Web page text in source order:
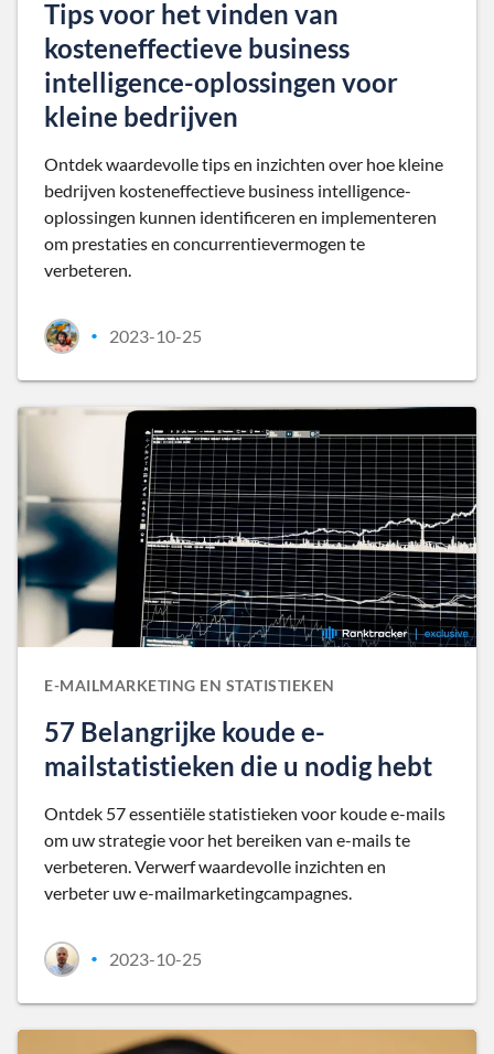
Tips voor het vinden van
kosteneffectieve business
intelligence-oplossingen voor
kleine bedrijven
Ontdek waardevolle tips en inzichten over hoe kleine
bedrijven kosteneffectieve business intelligence-
oplossingen kunnen identificeren en implementeren
om prestaties en concurrentievermogen te
verbeteren.
• 2023-10-25
E-MAILMARKETING EN STATISTIEKEN
57 Belangrijke koude e-
mailstatistieken die u nodig hebt
Ontdek 57 essentiële statistieken voor koude e-mails
om uw strategie voor het bereiken van e-mails te
verbeteren. Verwerf waardevolle inzichten en
verbeter uw e-mailmarketingcampagnes.
• 2023-10-25